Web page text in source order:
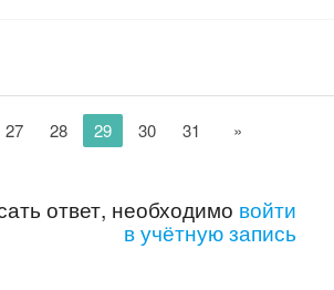
27 28 29 30 31 »
ответ, необходимо войти
в учётную запись